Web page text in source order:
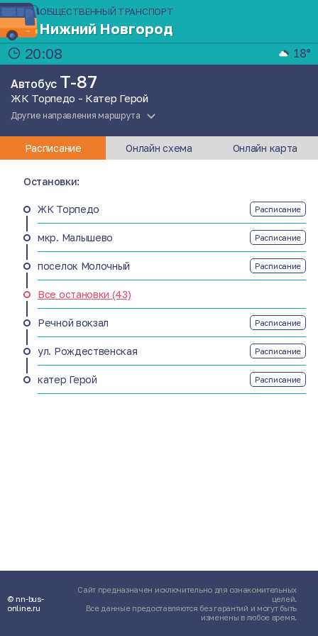
ОБЩЕСТВЕННЫЙ ТРАНСПОРТ
Нижний Новгород
20:08
18°
Автобус Т-87
ЖК Торпедо - Катер Герой
Другие направления маршрута
Расписание Онлайн схема Онлайн карта
Остановки:
ЖК Торпедо Расписание
мкр. Малышево Расписание
поселок Молочный Расписание
Все остановки (43)
Речной вокзал Расписание
ул. Рождественская Расписание
катер Герой Расписание
© nn-bus-
online.ru
Сайт предназначен исключительно для ознакомительных
целей.
Все данные предоставляются без гарантий и могут быть
изменены в любое время.